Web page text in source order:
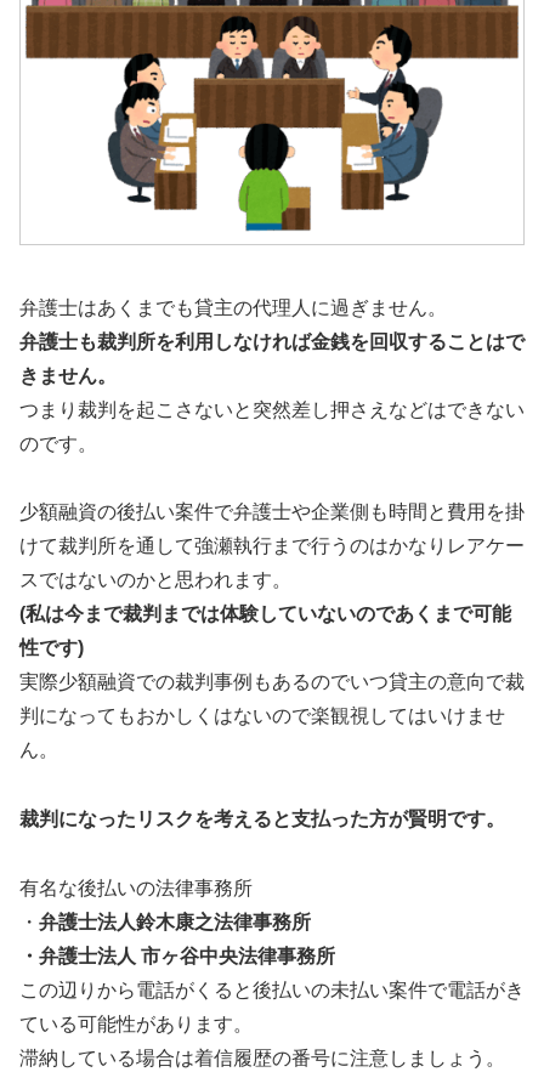
弁護士はあくまでも貸主の代理人に過ぎません。
弁護士も裁判所を利用しなければ金銭を回収することはで
きません。
つまり裁判を起こさないと突然差し押さえなどはできない
のです。
少額融資の後払い案件で弁護士や企業側も時間と費用を掛
けて裁判所を通して強瀬執行まで行うのはかなりレアケー
スではないのかと思われます。
(私は今まで裁判までは体験していないのであくまで可能
性です)
実際少額融資での裁判事例もあるのでいつ貸主の意向で裁
判になってもおかしくはないので楽観視してはいけませ
ん。
裁判になったリスクを考えると支払った方が賢明です。
有名な後払いの法律事務所
・ 弁護士法人鈴木康之法律事務所
・弁護士法人 市ヶ谷中央法律事務所
この辺りから電話がくると後払いの未払い案件で電話がき
ている可能性があります。
滞納している場合は着信履歴の番号に注意しましょう。